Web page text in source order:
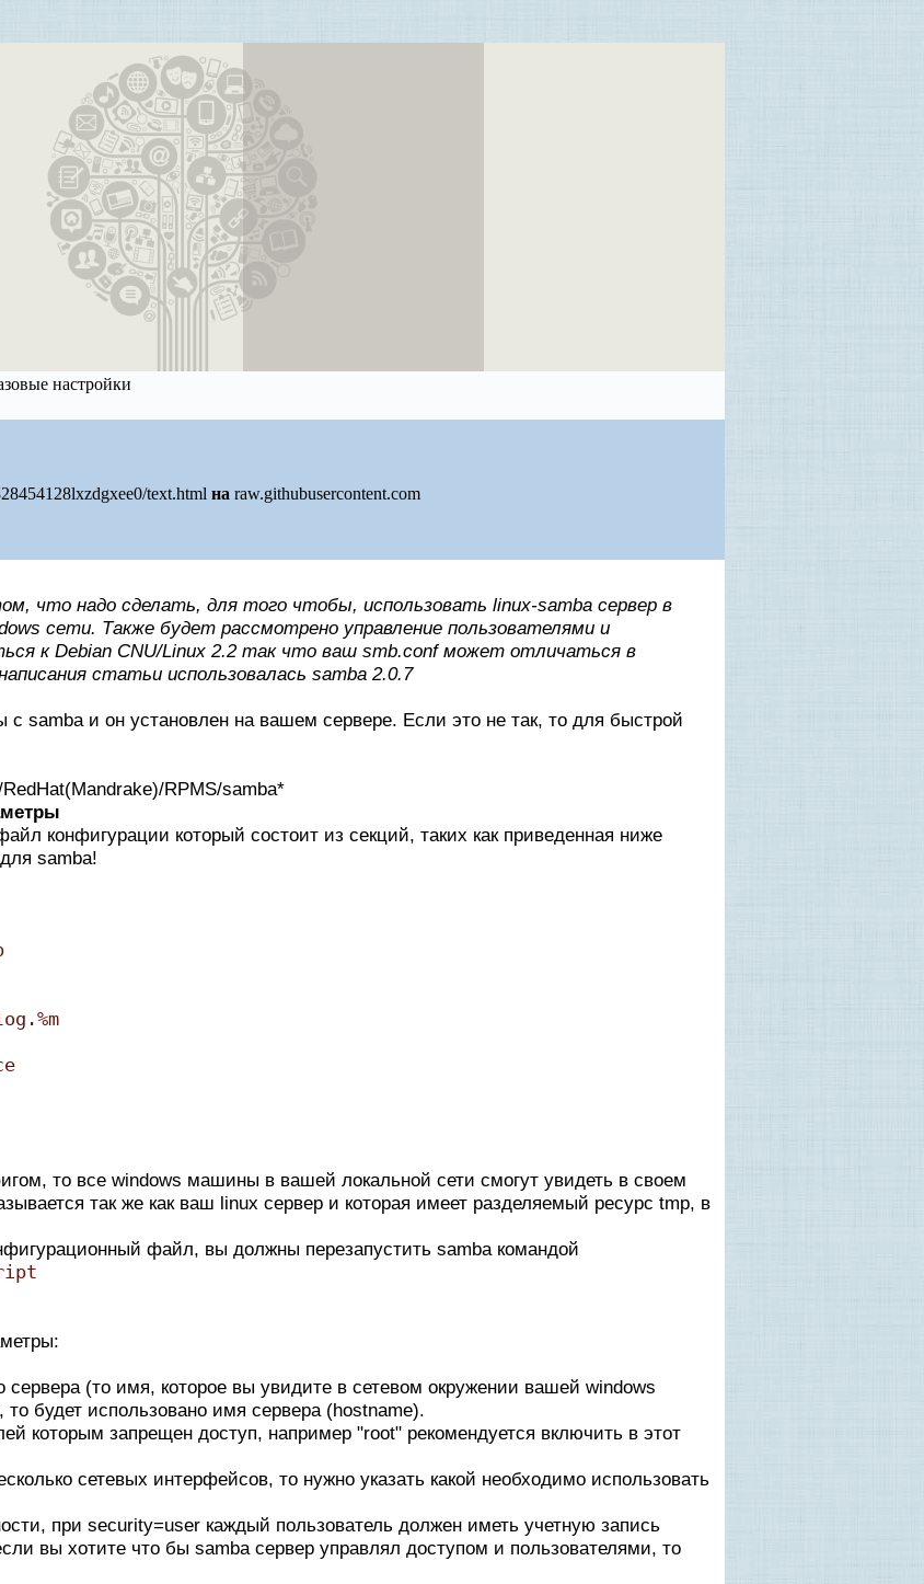
настройки
text.html на raw.githubusercontent.com
что надо сделать, для того чтобы, использовать linux-samba сервер в
сети. Также будет рассмотрено управление пользователями и
к Debian CNU/Linux 2.2 так что ваш smb.conf может отличаться в
статьи использовалась samba 2.0.7
с samba и он установлен на вашем сервере. Если это не так, то для быстрой
RPMS/samba*
конфигурации который состоит из секций, таких как приведенная ниже
samba!
то все windows машины в вашей локальной сети смогут увидеть в своем
так же как ваш linux сервер и которая имеет разделяемый ресурс tmp, в
файл, вы должны перезапустить samba командой
(то имя, которое вы увидите в сетевом окружении вашей windows
будет использовано имя сервера (hostname).
которым запрещен доступ, например "root" рекомендуется включить в этот
сетевых интерфейсов, то нужно указать какой необходимо использовать
при security=user каждый пользователь должен иметь учетную запись
вы хотите что бы samba сервер управлял доступом и пользователями, то